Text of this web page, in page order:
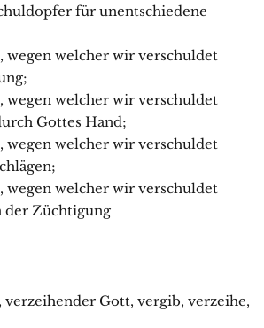
für unentschiedene
wegen welcher wir verschuldet
wegen welcher wir verschuldet
Gottes Hand;
wegen welcher wir verschuldet
wegen welcher wir verschuldet
der Züchtigung
verzeihender Gott, vergib, verzeihe,